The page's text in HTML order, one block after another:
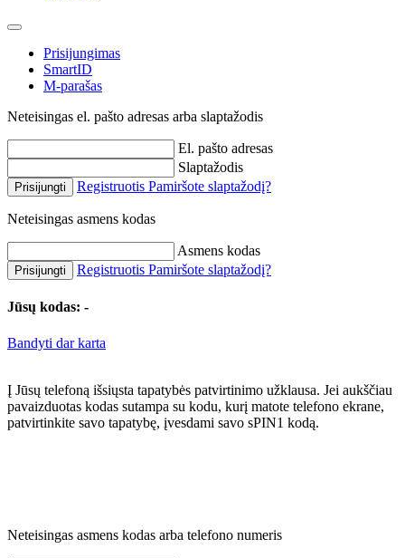
Prisijungimas
SmartID
M-parašas
Neteisingas el. pašto adresas arba slaptažodis
El. pašto adresas
Slaptažodis
Prisijungti Registruotis Pamiršote slaptažodį?
Neteisingas asmens kodas
Asmens kodas
Prisijungti Registruotis Pamiršote slaptažodį?
Jūsų kodas: -
Bandyti dar karta
Į Jūsų telefoną išsiųsta tapatybės patvirtinimo užklausa. Jei aukščiau
pavaizduotas kodas sutampa su kodu, kurį matote telefono ekrane,
patvirtinkite savo tapatybę, įvesdami savo sPIN1 kodą.
Neteisingas asmens kodas arba telefono numeris